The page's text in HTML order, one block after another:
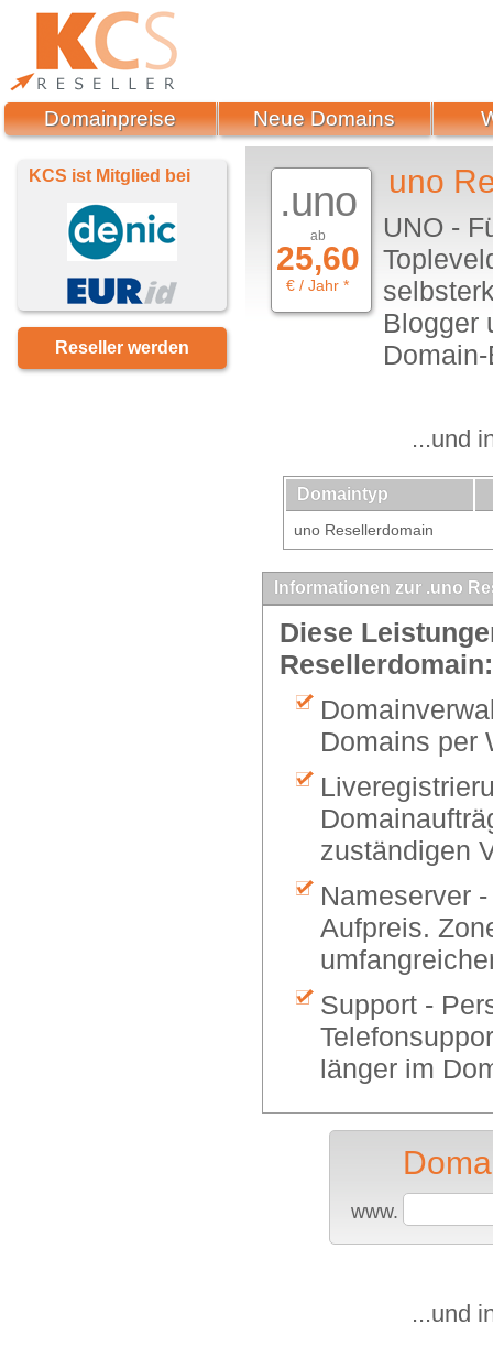
.uno
ab
25,60
€ / Jahr *
uno
UNO -
Blogger
...und
Domaintyp
uno Resellerdomain
Informationen zur .uno
Diese
Resellerdomain:
Domains per
zuständigen
Nameserver
Aufpreis.
Support -
länger im
www.
...und
KCS ist Mitglied bei
Reseller werden
Domainpreise Neue Domains